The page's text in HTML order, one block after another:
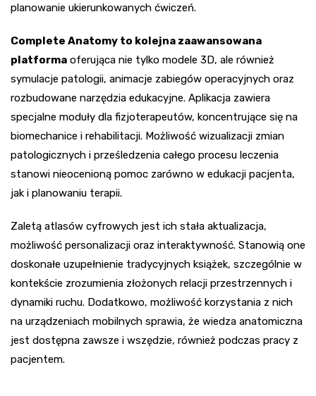
planowanie ukierunkowanych ćwiczeń.
Complete Anatomy to kolejna zaawansowana
platforma oferująca nie tylko modele 3D, ale również
symulacje patologii, animacje zabiegów operacyjnych oraz
rozbudowane narzędzia edukacyjne. Aplikacja zawiera
specjalne moduły dla fizjoterapeutów, koncentrujące się na
biomechanice i rehabilitacji. Możliwość wizualizacji zmian
patologicznych i prześledzenia całego procesu leczenia
stanowi nieocenioną pomoc zarówno w edukacji pacjenta,
jak i planowaniu terapii.
Zaletą atlasów cyfrowych jest ich stała aktualizacja,
możliwość personalizacji oraz interaktywność. Stanowią one
doskonałe uzupełnienie tradycyjnych książek, szczególnie w
kontekście zrozumienia złożonych relacji przestrzennych i
dynamiki ruchu. Dodatkowo, możliwość korzystania z nich
na urządzeniach mobilnych sprawia, że wiedza anatomiczna
jest dostępna zawsze i wszędzie, również podczas pracy z
pacjentem.